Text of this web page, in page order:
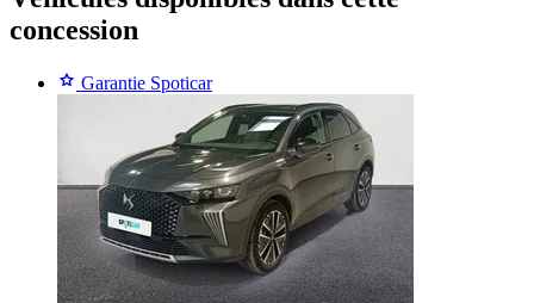
concession
Garantie Spoticar